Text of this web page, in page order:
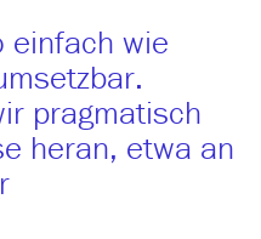
einfach wie
pragmatisch
heran, etwa an